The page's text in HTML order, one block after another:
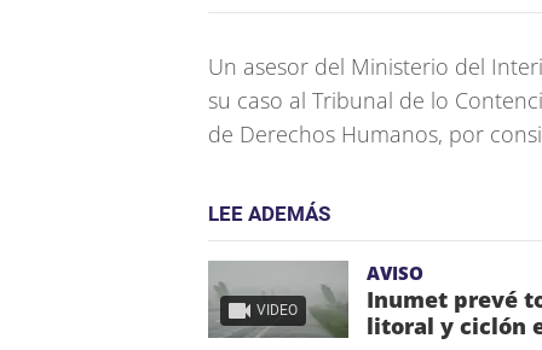
Un asesor del Ministerio del
su caso al Tribunal de lo
de Derechos Humanos, por
LEE ADEMÁS
VIDEO
AVISO
Inumet prevé
litoral y ciclón